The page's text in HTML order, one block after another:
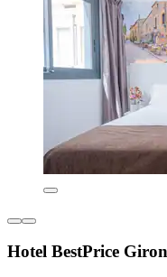
Hotel BestPrice